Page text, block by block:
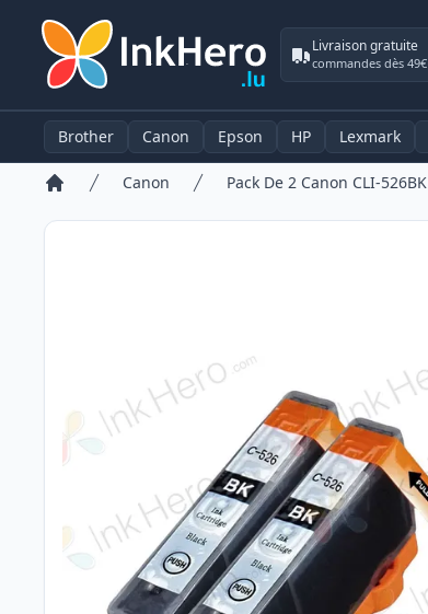
Livraison gratuite
commandes dès 49€
Brother Canon Epson HP Lexmark
Canon